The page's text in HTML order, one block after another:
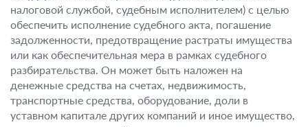
налоговой службой, судебным исполнителем) с целью
обеспечить исполнение судебного акта, погашение
задолженности, предотвращение растраты имущества
или как обеспечительная мера в рамках судебного
разбирательства. Он может быть наложен на
денежные средства на счетах, недвижимость,
транспортные средства, оборудование, доли в
уставном капитале других компаний и иное имущество,